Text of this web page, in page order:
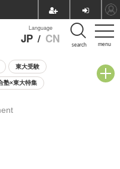
menu
Language
JP / CN search
東大受験
塾×東大特集
相談会